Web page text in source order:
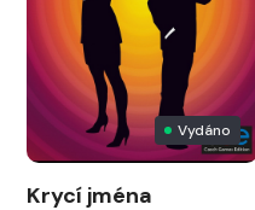
Vydáno
Krycí jména